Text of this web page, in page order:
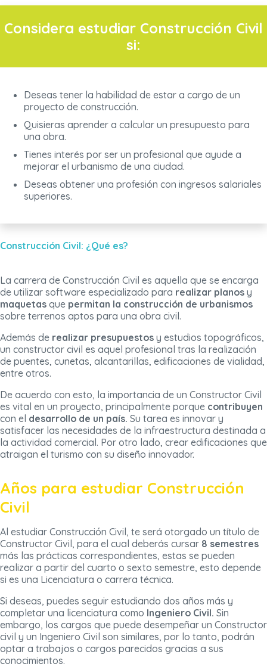
Considera estudiar Construcción Civil
si:
Deseas tener la habilidad de estar a cargo de un
proyecto de construcción.
Quisieras aprender a calcular un presupuesto para
una obra.
Tienes interés por ser un profesional que ayude a
mejorar el urbanismo de una ciudad.
Deseas obtener una profesión con ingresos salariales
superiores.
Construcción Civil: ¿Qué es?
La carrera de Construcción Civil es aquella que se encarga
de utilizar software especializado para realizar planos y
maquetas que permitan la construcción de urbanismos
sobre terrenos aptos para una obra civil.
Además de realizar presupuestos y estudios topográficos,
un constructor civil es aquel profesional tras la realización
de puentes, cunetas, alcantarillas, edificaciones de vialidad,
entre otros.
De acuerdo con esto, la importancia de un Constructor Civil
es vital en un proyecto, principalmente porque contribuyen
con el desarrollo de un país. Su tarea es innovar y
satisfacer las necesidades de la infraestructura destinada a
la actividad comercial. Por otro lado, crear edificaciones que
atraigan el turismo con su diseño innovador.
Años para estudiar Construcción
Civil
Al estudiar Construcción Civil, te será otorgado un título de
Constructor Civil, para el cual deberás cursar 8 semestres
más las prácticas correspondientes, estas se pueden
realizar a partir del cuarto o sexto semestre, esto depende
si es una Licenciatura o carrera técnica.
Si deseas, puedes seguir estudiando dos años más y
completar una licenciatura como Ingeniero Civil. Sin
embargo, los cargos que puede desempeñar un Constructor
civil y un Ingeniero Civil son similares, por lo tanto, podrán
optar a trabajos o cargos parecidos gracias a sus
conocimientos.